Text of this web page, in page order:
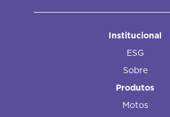
Institucional
ESG
Sobre
Produtos
Motos